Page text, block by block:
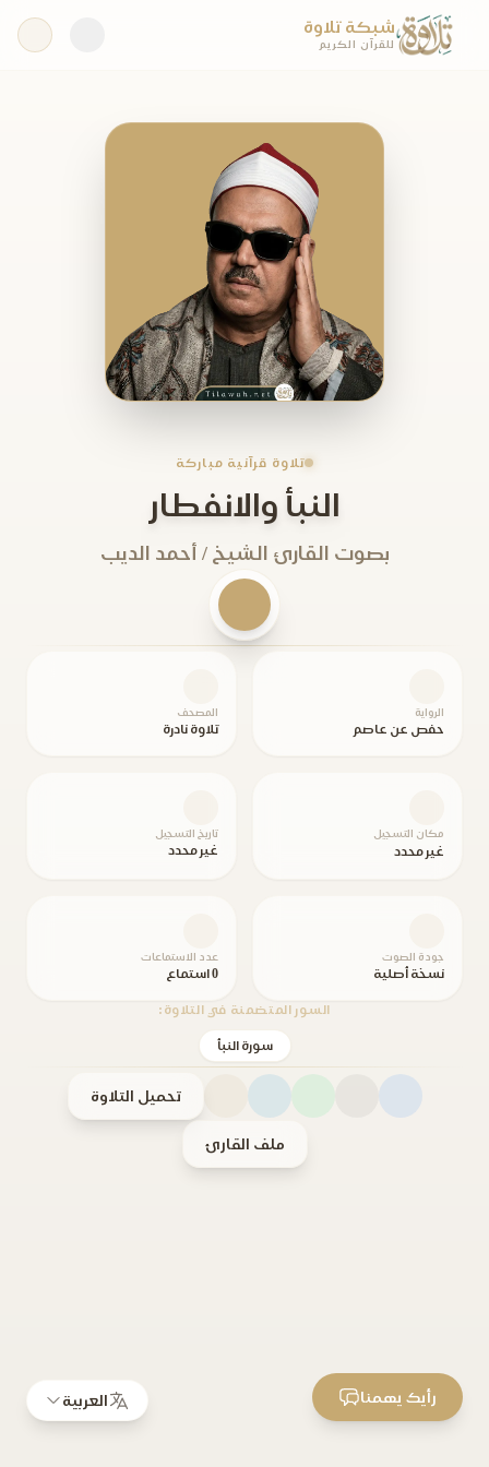
شبكة تلاوة
للقرآن الكريم
تلاوة قرآنية مباركة
النبأ والانفطار
بصوت القارئ الشيخ / أحمد الديب
الرواية
حفص عن عاصم
المصحف
تلاوة نادرة
مكان التسجيل
غير محدد
تاريخ التسجيل
غير محدد
جودة الصوت
نسخة أصلية
عدد الاستماعات
0 استماع
السور المتضمنة في التلاوة:
سورة النبأ
تحميل التلاوة
ملف القارئ
العربية رأيك يهمنا